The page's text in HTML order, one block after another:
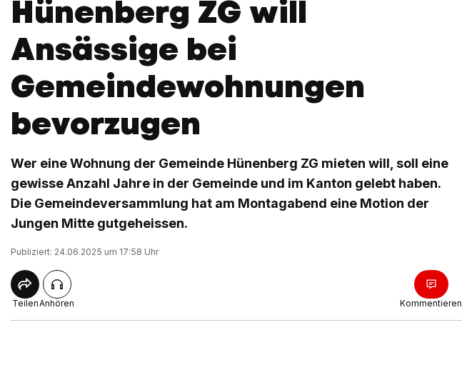
Hünenberg ZG will
Ansässige bei
Gemeindewohnungen
bevorzugen
Wer eine Wohnung der Gemeinde Hünenberg ZG mieten will, soll eine
gewisse Anzahl Jahre in der Gemeinde und im Kanton gelebt haben.
Die Gemeindeversammlung hat am Montagabend eine Motion der
Jungen Mitte gutgeheissen.
Publiziert: 24.06.2025 um 17:58 Uhr
TeilenAnhören Kommentieren